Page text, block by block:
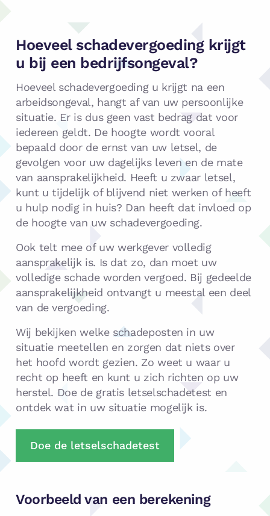
Hoeveel schadevergoeding krijgt
u bij een bedrijfsongeval?
Hoeveel schadevergoeding u krijgt na een
arbeidsongeval, hangt af van uw persoonlijke
situatie. Er is dus geen vast bedrag dat voor
iedereen geldt. De hoogte wordt vooral
bepaald door de ernst van uw letsel, de
gevolgen voor uw dagelijks leven en de mate
van aansprakelijkheid. Heeft u zwaar letsel,
kunt u tijdelijk of blijvend niet werken of heeft
u hulp nodig in huis? Dan heeft dat invloed op
de hoogte van uw schadevergoeding.
Ook telt mee of uw werkgever volledig
aansprakelijk is. Is dat zo, dan moet uw
volledige schade worden vergoed. Bij gedeelde
aansprakelijkheid ontvangt u meestal een deel
van de vergoeding.
Wij bekijken welke schadeposten in uw
situatie meetellen en zorgen dat niets over
het hoofd wordt gezien. Zo weet u waar u
recht op heeft en kunt u zich richten op uw
herstel. Doe de gratis letselschadetest en
ontdek wat in uw situatie mogelijk is.
Doe de letselschadetest
Voorbeeld van een berekening